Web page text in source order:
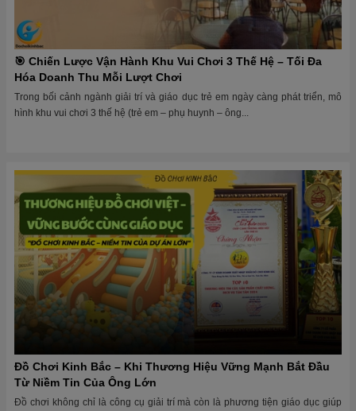
🎯 Chiến Lược Vận Hành Khu Vui Chơi 3 Thế Hệ – Tối Đa
Hóa Doanh Thu Mỗi Lượt Chơi
Trong bối cảnh ngành giải trí và giáo dục trẻ em ngày càng phát triển, mô
hình khu vui chơi 3 thế hệ (trẻ em – phụ huynh – ông...
Đồ Chơi Kinh Bắc – Khi Thương Hiệu Vững Mạnh Bắt Đầu
Từ Niềm Tin Của Ông Lớn
Đồ chơi không chỉ là công cụ giải trí mà còn là phương tiện giáo dục giúp